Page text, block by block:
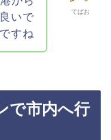
てばお
いで
すね
で市内へ行